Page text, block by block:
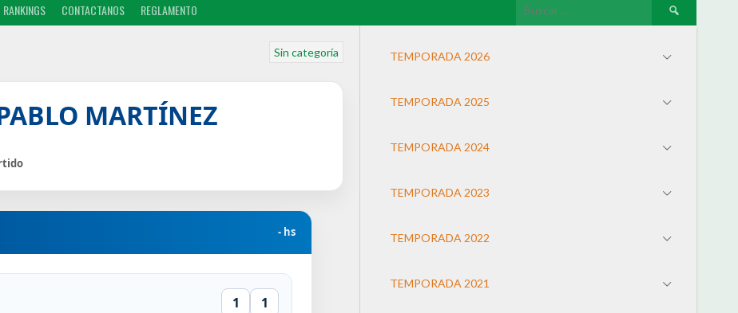
RANKINGS CONTACTANOS REGLAMENTO
Sin categoría
MARTÍNEZ
- hs
1 1
TEMPORADA 2026
TEMPORADA 2025
TEMPORADA 2024
TEMPORADA 2023
TEMPORADA 2022
TEMPORADA 2021